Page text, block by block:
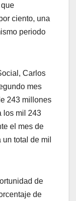
ciento, una
periodo
Carlos
mes
243 millones
los mil 243
el mes de
total de mil
de
de